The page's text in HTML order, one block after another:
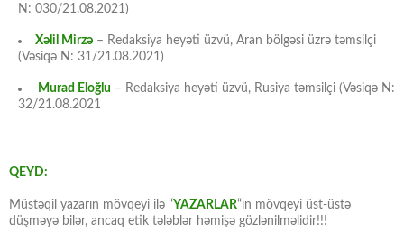
N: 030/21.08.2021)
Xəlil Mirzə – Redaksiya heyəti üzvü, Aran bölgəsi üzrə təmsilçi
(Vəsiqə N: 31/21.08.2021)
Murad Eloğlu – Redaksiya heyəti üzvü, Rusiya təmsilçi (Vəsiqə N:
32/21.08.2021
QEYD:
Müstəqil yazarın mövqeyi ilə “YAZARLAR“ın mövqeyi üst-üstə
düşməyə bilər, ancaq etik tələblər həmişə gözlənilməlidir!!!